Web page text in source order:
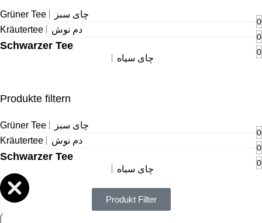
Grüner Tee چای سبز
0
Kräutertee دم نوش
0
Schwarzer Tee
چای سیاه
0
Produkte filtern
Grüner Tee چای سبز
0
Kräutertee دم نوش
0
Schwarzer Tee
چای سیاه
0
Produkt Filter